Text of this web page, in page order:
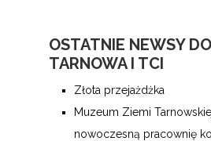
OSTATNIE NEWSY
TARNOWA I TCI
Złota przejażdżka
Muzeum Ziemi
nowoczesną pracownię